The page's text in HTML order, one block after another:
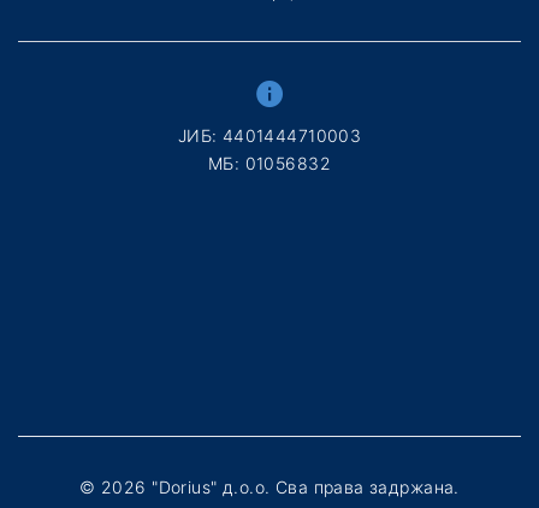
ЈИБ: 4401444710003
МБ: 01056832
© 2026 "Dorius" д.о.о. Сва права задржана.